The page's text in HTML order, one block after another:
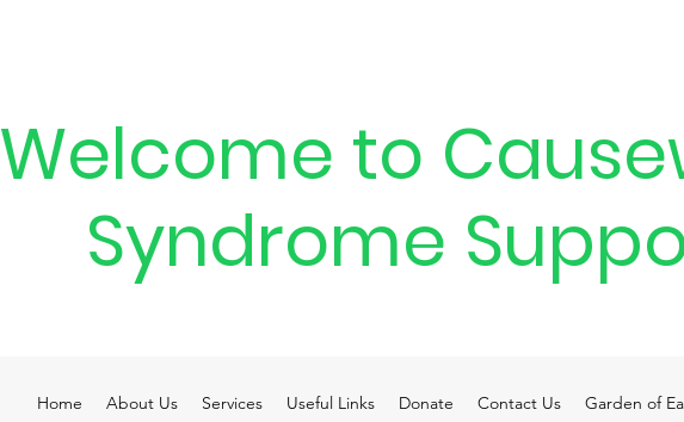
Welcome to
Syndrome
Home About Us Services Useful Links Donate Contact Us Garden of